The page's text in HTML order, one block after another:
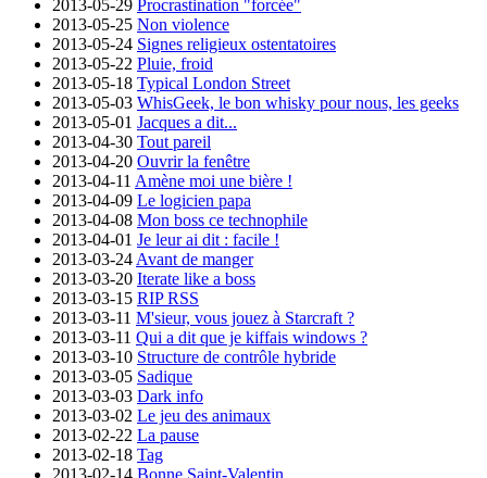
2013-05-29 Procrastination "forcée"
2013-05-25 Non violence
2013-05-24 Signes religieux ostentatoires
2013-05-22 Pluie, froid
2013-05-18 Typical London Street
2013-05-03 WhisGeek, le bon whisky pour nous, les geeks
2013-05-01 Jacques a dit...
2013-04-30 Tout pareil
2013-04-20 Ouvrir la fenêtre
2013-04-11 Amène moi une bière !
2013-04-09 Le logicien papa
2013-04-08 Mon boss ce technophile
2013-04-01 Je leur ai dit : facile !
2013-03-24 Avant de manger
2013-03-20 Iterate like a boss
2013-03-15 RIP RSS
2013-03-11 M'sieur, vous jouez à Starcraft ?
2013-03-11 Qui a dit que je kiffais windows ?
2013-03-10 Structure de contrôle hybride
2013-03-05 Sadique
2013-03-03 Dark info
2013-03-02 Le jeu des animaux
2013-02-22 La pause
2013-02-18 Tag
2013-02-14 Bonne Saint-Valentin